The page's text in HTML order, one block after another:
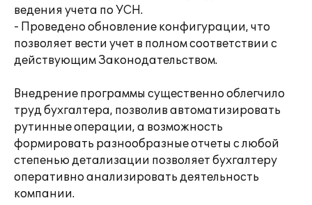
ведения учета по УСН.
- Проведено обновление конфигурации, что
позволяет вести учет в полном соответствии с
действующим Законодательством.
Внедрение программы существенно облегчило
труд бухгалтера, позволив автоматизировать
рутинные операции, а возможность
формировать разнообразные отчеты с любой
степенью детализации позволяет бухгалтеру
оперативно анализировать деятельность
компании.